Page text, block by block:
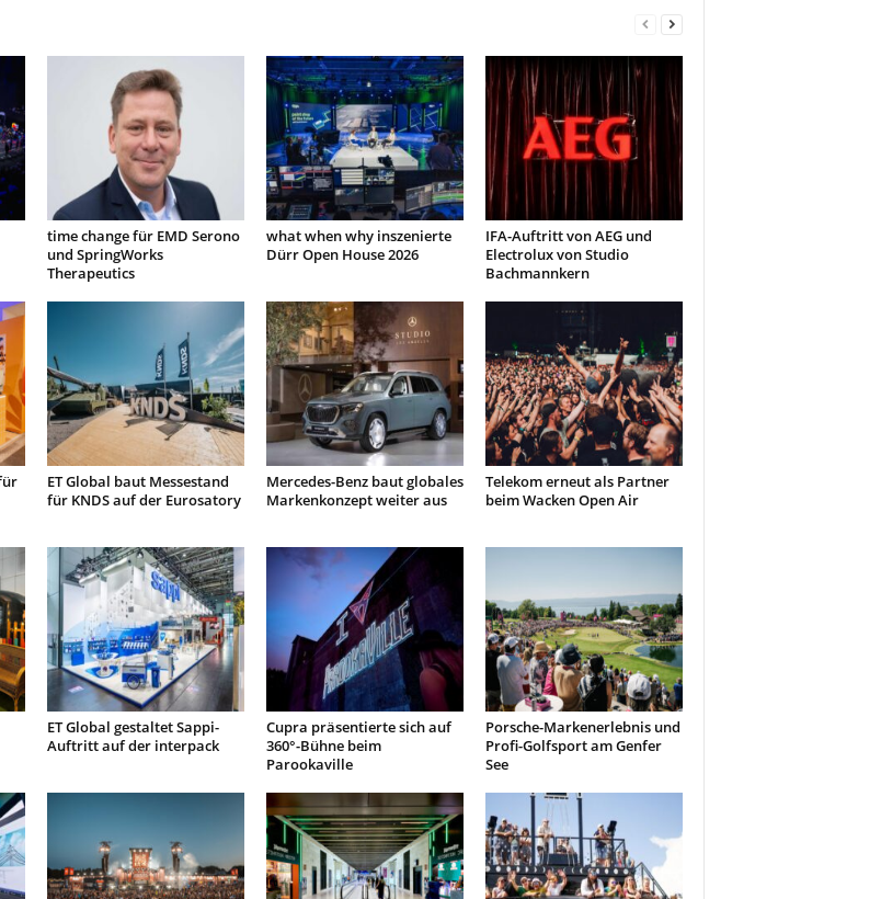
time change für EMD Serono
und SpringWorks
Therapeutics
what when why inszenierte
Dürr Open House 2026
IFA-Auftritt von AEG und
Electrolux von Studio
Bachmannkern
ET Global baut Messestand
für KNDS auf der Eurosatory
Mercedes-Benz baut globales
Markenkonzept weiter aus
Telekom erneut als Partner
beim Wacken Open Air
ET Global gestaltet Sappi-
Auftritt auf der interpack
Cupra präsentierte sich auf
360°-Bühne beim
Parookaville
Porsche-Markenerlebnis und
Profi-Golfsport am Genfer
See